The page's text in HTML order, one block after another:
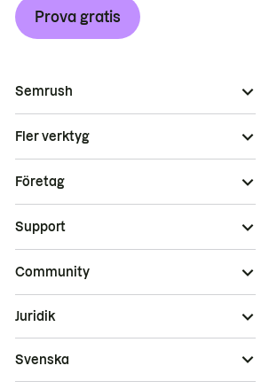
Prova gratis
Semrush
Fler verktyg
Företag
Support
Community
Juridik
Svenska